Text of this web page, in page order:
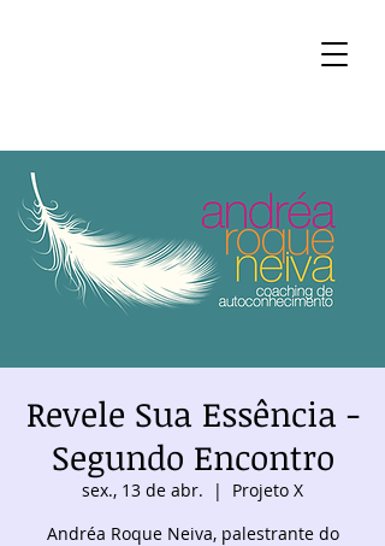
Revele Sua Essência -
Segundo Encontro
sex., 13 de abr.
  |
Projeto X
Andréa Roque Neiva, palestrante do